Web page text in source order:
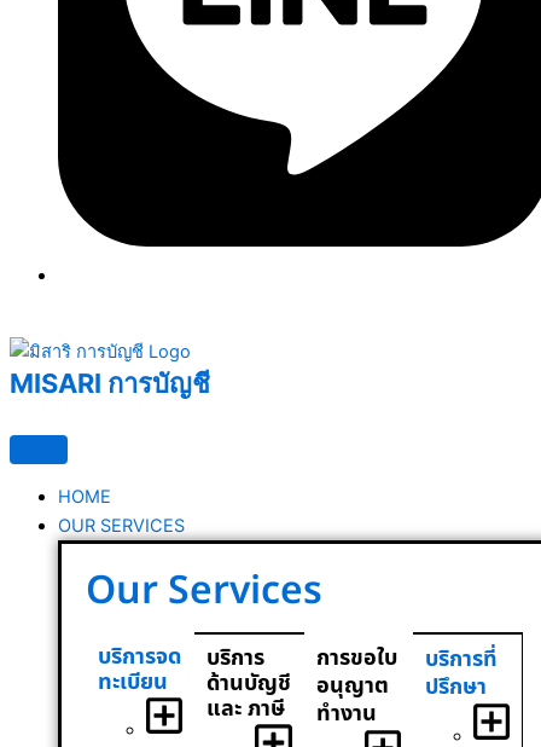
MISARI การบัญชี
HOME
OUR SERVICES
Our Services
บริการจด
ทะเบียน
บริการ
ด้านบัญชี
และ ภาษี
การขอใบ
อนุญาต
ทำงาน
บริการที่
ปรึกษา